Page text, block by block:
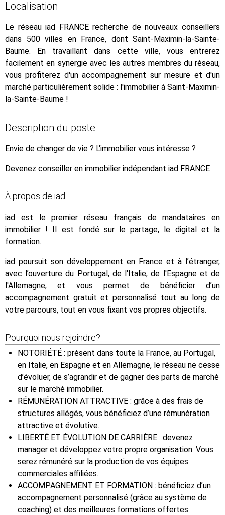
Localisation
Le réseau iad FRANCE recherche de nouveaux conseillers
dans 500 villes en France, dont Saint-Maximin-la-Sainte-
Baume. En travaillant dans cette ville, vous entrerez
facilement en synergie avec les autres membres du réseau,
vous profiterez d'un accompagnement sur mesure et d'un
marché particulièrement solide : l'immobilier à Saint-Maximin-
la-Sainte-Baume !
Description du poste
Envie de changer de vie ? L'immobilier vous intéresse ?
Devenez conseiller en immobilier indépendant iad FRANCE
À propos de iad
iad est le premier réseau français de mandataires en
immobilier ! Il est fondé sur le partage, le digital et la
formation.
iad poursuit son développement en France et à l’étranger,
avec l’ouverture du Portugal, de l'Italie, de l'Espagne et de
l'Allemagne, et vous permet de bénéficier d’un
accompagnement gratuit et personnalisé tout au long de
votre parcours, tout en vous fixant vos propres objectifs.
Pourquoi nous rejoindre?
NOTORIÉTÉ : présent dans toute la France, au Portugal,
en Italie, en Espagne et en Allemagne, le réseau ne cesse
d’évoluer, de s’agrandir et de gagner des parts de marché
sur le marché immobilier.
RÉMUNÉRATION ATTRACTIVE : grâce à des frais de
structures allégés, vous bénéficiez d’une rémunération
attractive et évolutive.
LIBERTÉ ET ÉVOLUTION DE CARRIÈRE : devenez
manager et développez votre propre organisation. Vous
serez rémunéré sur la production de vos équipes
commerciales affiliées.
ACCOMPAGNEMENT ET FORMATION : bénéficiez d’un
accompagnement personnalisé (grâce au système de
coaching) et des meilleures formations offertes